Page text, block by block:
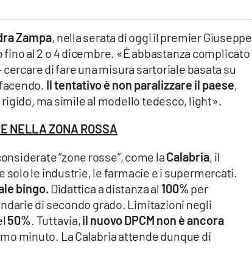
Zampa, nella serata di oggi il premier Giuseppe
fino al 2 o 4 dicembre. «È abbastanza complicato
cercare di fare una misura sartoriale basata su
Il tentativo è non paralizzare il paese,
ma simile al modello tedesco, light».
NELLA ZONA ROSSA
“zone rosse”, come laCalabria, il
solo le industrie, le farmacie e i supermercati.
bingo. Didattica a distanza al 100%per
di secondo grado. Limitazioni negli
50%. Tuttavia,il nuovo DPCM non è ancora
minuto. La Calabria attende dunque di